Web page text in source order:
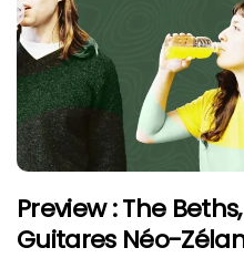
Preview : The
Guitares Néo-